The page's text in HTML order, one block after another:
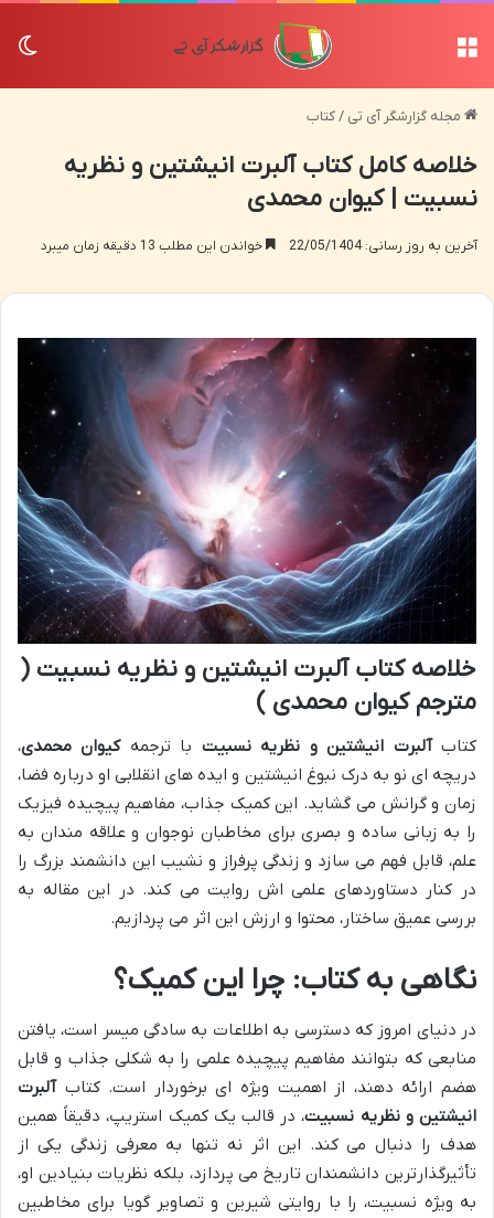
مجله گزارشگر آی تی /کتاب
خلاصه کامل کتاب آلبرت انیشتین و نظریه
نسبیت | کیوان محمدی
آخرین به روز رسانی: 22/05/1404 خواندن این مطلب 13 دقیقه زمان میبرد
خلاصه کتاب آلبرت انیشتین و نظریه نسبیت (
مترجم کیوان محمدی )
کتابآلبرت انیشتین و نظریه نسبیت با ترجمهکیوان محمدی،
دریچه ای نو به درک نبوغ انیشتین و ایده های انقلابی او درباره فضا،
زمان و گرانش می گشاید. این کمیک جذاب، مفاهیم پیچیده فیزیک
را به زبانی ساده و بصری برای مخاطبان نوجوان و علاقه مندان به
علم، قابل فهم می سازد و زندگی پرفراز و نشیب این دانشمند بزرگ را
در کنار دستاوردهای علمی اش روایت می کند. در این مقاله به
بررسی عمیق ساختار، محتوا و ارزش این اثر می پردازیم.
نگاهی به کتاب: چرا این کمیک؟
در دنیای امروز که دسترسی به اطلاعات به سادگی میسر است، یافتن
منابعی که بتوانند مفاهیم پیچیده علمی را به شکلی جذاب و قابل
هضم ارائه دهند، از اهمیت ویژه ای برخوردار است. کتابآلبرت
انیشتین و نظریه نسبیت، در قالب یک کمیک استریپ، دقیقاً همین
هدف را دنبال می کند. این اثر نه تنها به معرفی زندگی یکی از
تأثیرگذارترین دانشمندان تاریخ می پردازد، بلکه نظریات بنیادین او،
به ویژه نسبیت، را با روایتی شیرین و تصاویر گویا برای مخاطبین